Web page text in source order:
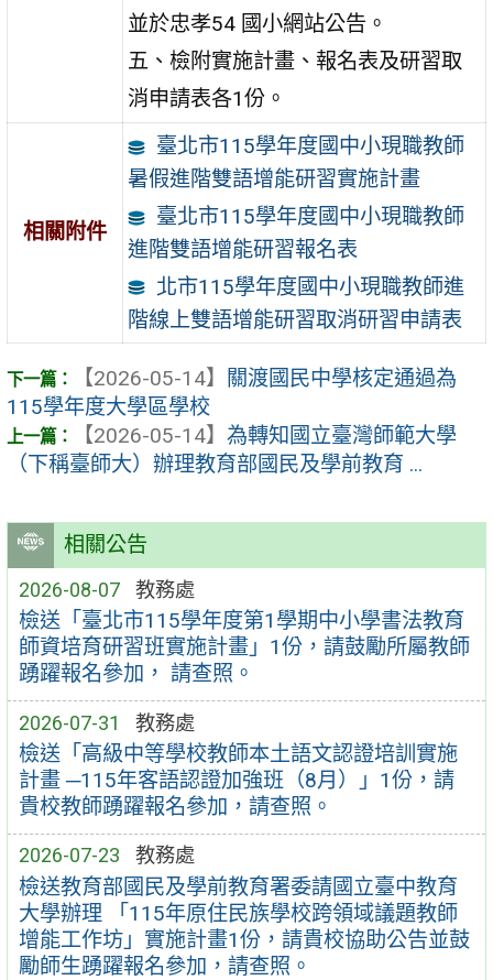
相關公告
2026-08-07 教務處
檢送「臺北市115學年度第1學期中小學書法教育
師資培育研習班實施計畫」1份，請鼓勵所屬教師
踴躍報名參加， 請查照。
2026-07-31 教務處
檢送「高級中等學校教師本土語文認證培訓實施
計畫 ─115年客語認證加強班（8月）」1份，請
貴校教師踴躍報名參加，請查照。
2026-07-23 教務處
檢送教育部國民及學前教育署委請國立臺中教育
大學辦理 「115年原住民族學校跨領域議題教師
增能工作坊」實施計畫1份，請貴校協助公告並鼓
勵師生踴躍報名參加，請查照。
並於忠孝54 國小網站公告。
五、檢附實施計畫、報名表及研習取
消申請表各1份。
相關附件
臺北市115學年度國中小現職教師
暑假進階雙語增能研習實施計畫
臺北市115學年度國中小現職教師
進階雙語增能研習報名表
北市115學年度國中小現職教師進
階線上雙語增能研習取消研習申請表
【2026-05-14】
關渡國民中學核定通過為
115學年度大學區學校
【2026-05-14】 為轉知國立臺灣師範大學
（下稱臺師大）辦理教育部國民及學前教育 ...